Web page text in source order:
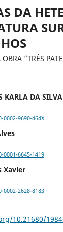
DA
“TRÊS
KARLA DA
9690-464X
6645-1419
Xavier
2628-8183
10.21680/